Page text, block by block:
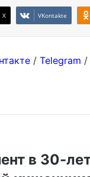
X VKontakte
/ Telegram /